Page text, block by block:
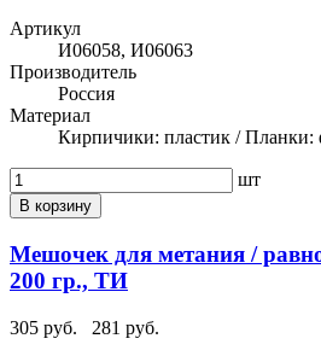
Артикул
И06058, И06063
Производитель
Россия
Материал
Кирпичики: пластик / Планки:
шт
В корзину
Мешочек для метания /
200 гр., ТИ
305 руб.
281 руб.